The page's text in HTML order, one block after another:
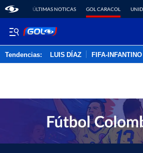
ÚLTIMAS NOTICAS GOL CARACOL
Tendencias: LUIS DÍAZ FIFA-INFANTINO